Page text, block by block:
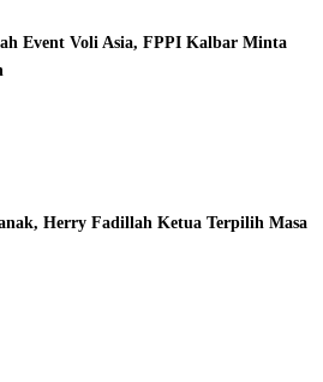
Event Voli Asia, FPPI Kalbar Minta
Herry Fadillah Ketua Terpilih Masa